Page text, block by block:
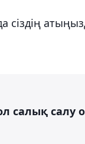
салық салу